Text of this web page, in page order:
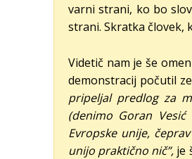
varni strani, ko bo
strani. Skratka človek,
Videtič nam je še
demonstracij počutil
pripeljal predlog za
(denimo Goran
Evropske unije,
unijo praktično nič”, je